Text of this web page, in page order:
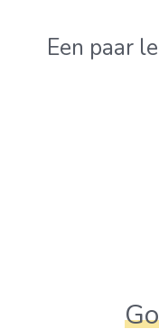
Een paar